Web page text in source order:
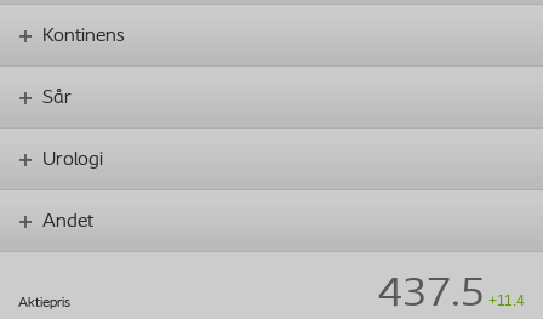
Kontinens
Sår
Urologi
Andet
Aktiepris 437.5 +11.4